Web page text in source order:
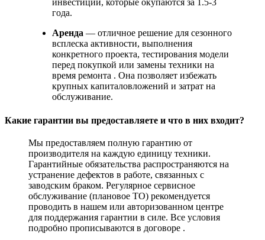
инвестиции, которые окупаются за 1.5-3
года.
Аренда — отличное решение для сезонного
всплеска активности, выполнения
конкретного проекта, тестирования модели
перед покупкой или замены техники на
время ремонта . Она позволяет избежать
крупных капиталовложений и затрат на
обслуживание.
Какие гарантии вы предоставляете и что в них входит?
Мы предоставляем полную гарантию от
производителя на каждую единицу техники.
Гарантийные обязательства распространяются на
устранение дефектов в работе, связанных с
заводским браком. Регулярное сервисное
обслуживание (плановое ТО) рекомендуется
проводить в нашем или авторизованном центре
для поддержания гарантии в силе. Все условия
подробно прописываются в договоре .